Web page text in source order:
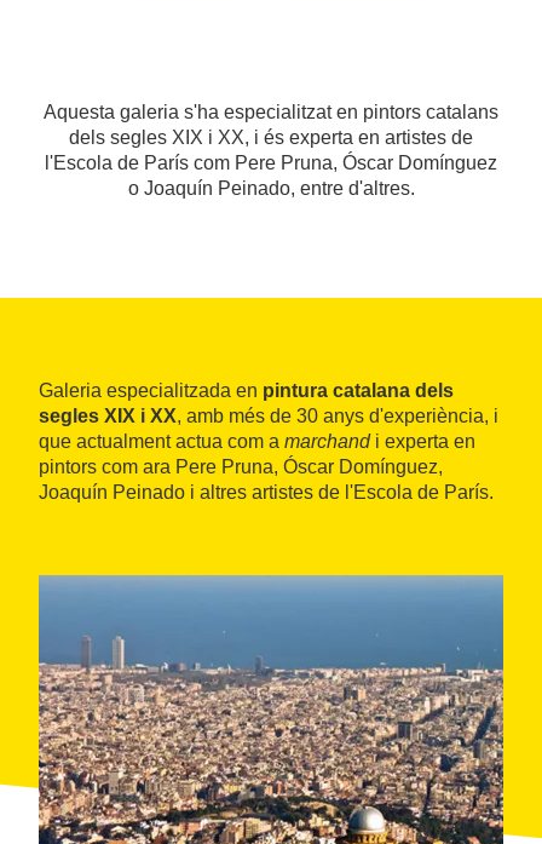
Aquesta galeria s'ha especialitzat en pintors catalans
dels segles XIX i XX, i és experta en artistes de
l'Escola de París com Pere Pruna, Óscar Domínguez
o Joaquín Peinado, entre d'altres.
Galeria especialitzada en pintura catalana dels
segles XIX i XX, amb més de 30 anys d'experiència, i
que actualment actua com a marchandi experta en
pintors com ara Pere Pruna, Óscar Domínguez,
Joaquín Peinado i altres artistes de l'Escola de París.